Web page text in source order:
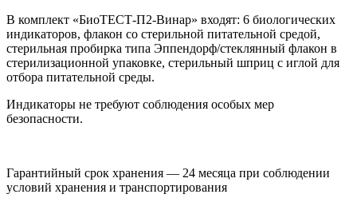
В комплект «БиоТЕСТ-П2-Винар» входят: 6 биологических
индикаторов, флакон со стерильной питательной средой,
стерильная пробирка типа Эппендорф/стеклянный флакон в
стерилизационной упаковке, стерильный шприц с иглой для
отбора питательной среды.
Индикаторы не требуют соблюдения особых мер
безопасности.
Гарантийный срок хранения — 24 месяца при соблюдении
условий хранения и транспортирования